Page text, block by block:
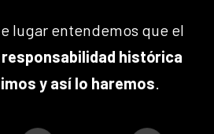
lugar entendemos que el
responsabilidad histórica
y así lo haremos